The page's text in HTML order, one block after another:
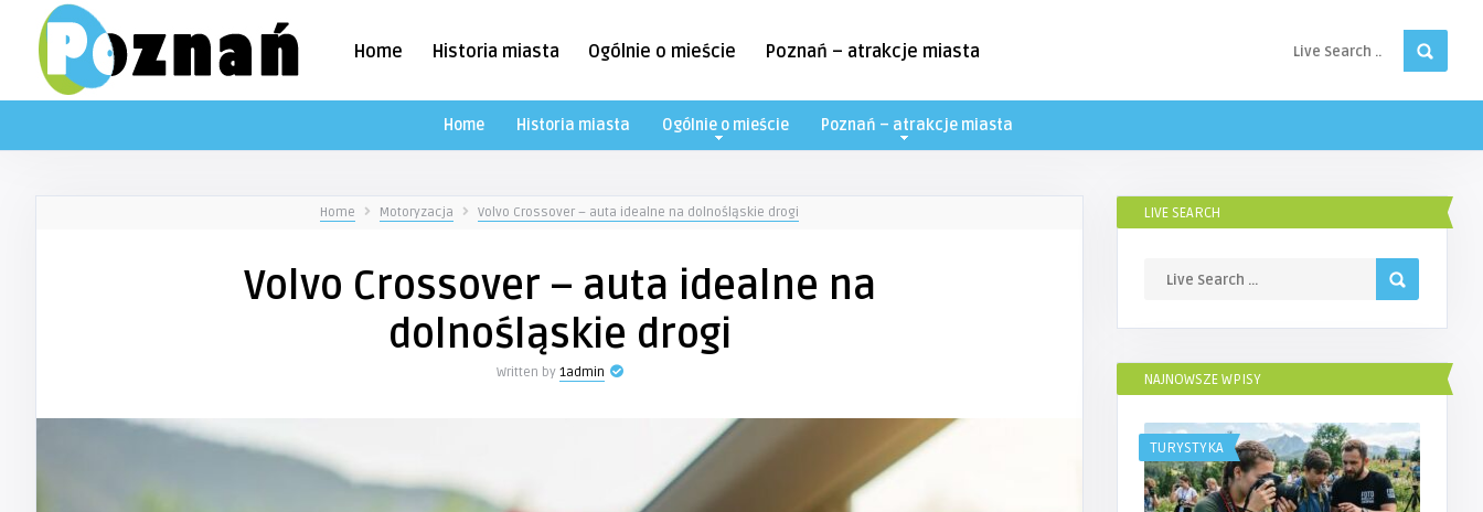
Home Historia miasta Ogólnie o mieście Poznań – atrakcje miasta
Home Historia miasta Ogólnie o mieście Poznań – atrakcje miasta
Home Motoryzacja Volvo Crossover – auta idealne na dolnośląskie drogi
Volvo Crossover – auta idealne na
dolnośląskie drogi
Written by 1admin
LIVE SEARCH
NAJNOWSZE WPISY
TURYSTYKA